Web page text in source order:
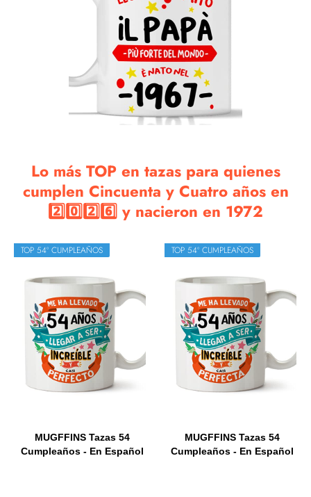
Lo más TOP en tazas para quienes
cumplen Cincuenta y Cuatro años en
2️⃣0️⃣2️⃣6️⃣ y nacieron en 1972
TOP 54º CUMPLEAÑOS
MUGFFINS Tazas 54
Cumpleaños - En Español
TOP 54º CUMPLEAÑOS
MUGFFINS Tazas 54
Cumpleaños - En Español